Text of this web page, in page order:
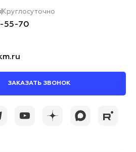
Круглосуточно
55-70
ЗАКАЗАТЬ ЗВОНОК